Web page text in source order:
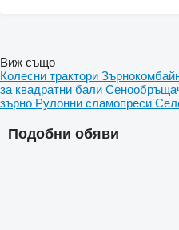
Подобни обяви
Виж също
Колесни трактори
за квадратни бали
зърно Рулонни сламопреси